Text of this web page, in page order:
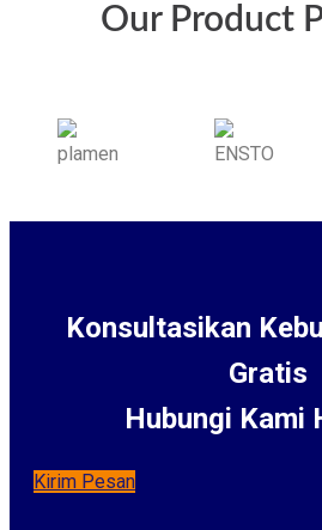
Our Product
Konsultasikan
Gratis
Hubungi Kami
Kirim Pesan